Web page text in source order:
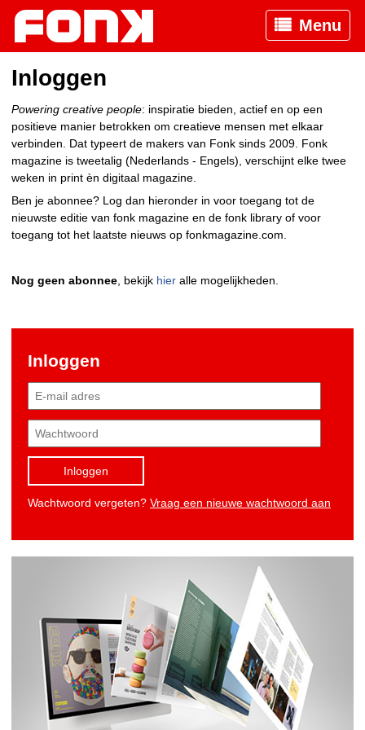
Menu
Inloggen
Powering creative people: inspiratie bieden, actief en op een
positieve manier betrokken om creatieve mensen met elkaar
verbinden. Dat typeert de makers van Fonk sinds 2009. Fonk
magazine is tweetalig (Nederlands - Engels), verschijnt elke twee
weken in print èn digitaal magazine.
Ben je abonnee? Log dan hieronder in voor toegang tot de
nieuwste editie van fonk magazine en de fonk library of voor
toegang tot het laatste nieuws op fonkmagazine.com.
Nog geen abonnee , bekijk hier alle mogelijkheden.
Inloggen
Inloggen
Wachtwoord vergeten? Vraag een nieuwe wachtwoord aan